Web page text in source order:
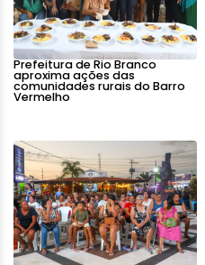
Prefeitura de Rio Branco
aproxima ações das
comunidades rurais do Barro
Vermelho